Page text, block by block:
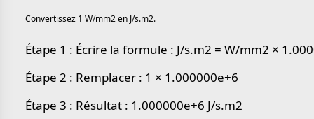
Convertissez 1 W/mm2 en J/s.m2.
Étape 1 : Écrire la formule : J/s.m2 = W/mm2 ×
Étape 2 : Remplacer : 1 × 1.000000e+6
Étape 3 : Résultat : 1.000000e+6 J/s.m2